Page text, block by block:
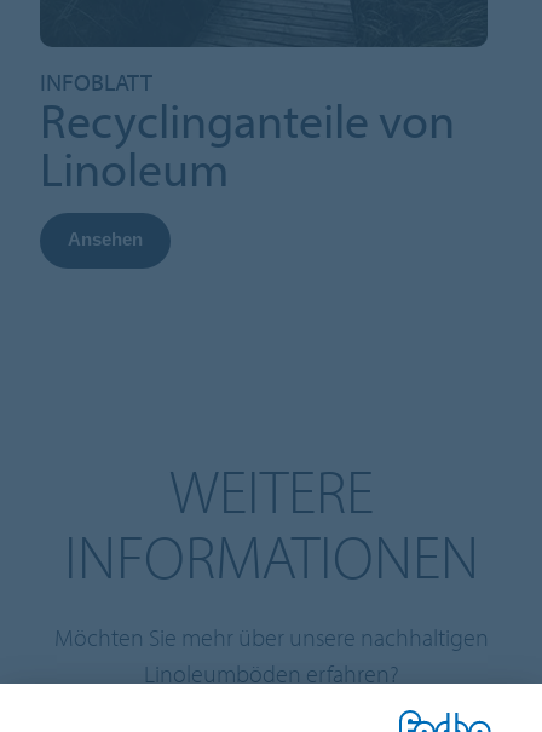
INFOBLATT
Recyclinganteile von
Linoleum
Ansehen
WEITERE
INFORMATIONEN
Möchten Sie mehr über unsere nachhaltigen
Linoleumböden erfahren?